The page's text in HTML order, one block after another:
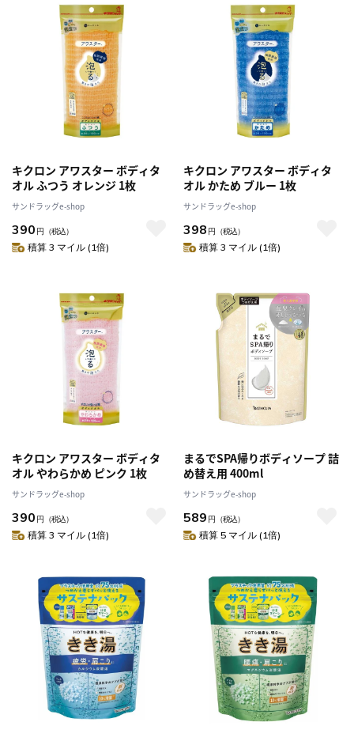
キクロン アワスター ボディタ
オル ふつう オレンジ 1枚
サンドラッグe-shop
390 円 （税込）
積算 3 マイル (1倍)
キクロン アワスター ボディタ
オル かため ブルー 1枚
サンドラッグe-shop
398 円 （税込）
積算 3 マイル (1倍)
キクロン アワスター ボディタ
オル やわらかめ ピンク 1枚
サンドラッグe-shop
390 円 （税込）
積算 3 マイル (1倍)
まるでSPA帰りボディソープ 詰
め替え用 400ml
サンドラッグe-shop
589 円 （税込）
積算 5 マイル (1倍)